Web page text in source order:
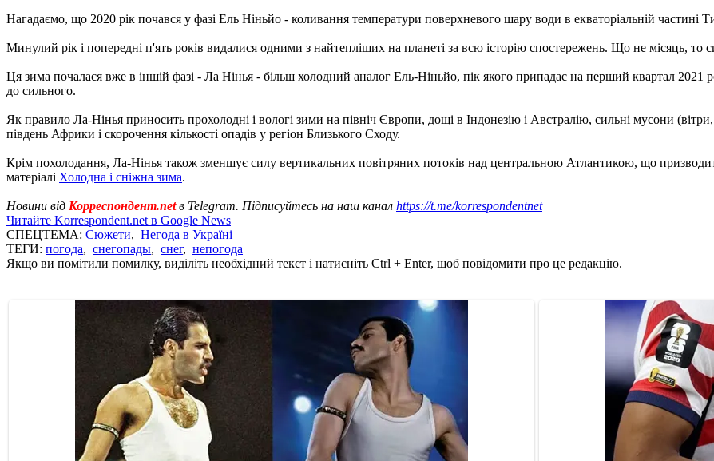
Нагадаємо, що 2020 рік почався у фазі Ель Ніньйо - коливання температури поверхневого шару води в екваторіальній частині
Минулий рік і попередні п'ять років видалися одними з найтепліших на планеті за всю історію спостережень. Що не місяць,
Ця зима почалася вже в іншій фазі - Ла Нінья - більш холодний аналог Ель-Ніньйо, пік якого припадає на перший квартал 2021
до сильного.
Як правило Ла-Нінья приносить прохолодні і вологі зими на північ Європи, дощі в Індонезію і Австралію, сильні мусони
південь Африки і скорочення кількості опадів у регіон Близького Сходу.
Крім похолодання, Ла-Нінья також зменшує силу вертикальних повітряних потоків над центральною Атлантикою, що
матеріалі Холодна і сніжна зима.
Новини від Корреспондент.netв Telegram. Підписуйтесь на наш канал https://t.me/korrespondentnet
Читайте Korrespondent.net в Google News
СПЕЦТЕМА: Сюжети, Негода в Україні
ТЕГИ: погода, снегопады, снег, непогода
Якщо ви помітили помилку, виділіть необхідний текст і натисніть Ctrl + Enter, щоб повідомити про це редакцію.